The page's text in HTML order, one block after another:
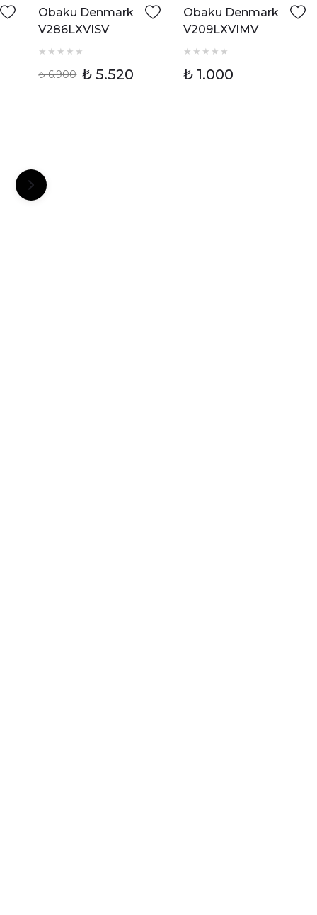
Obaku Denmark
V286LXVISV
Kadın Kol Saati
₺ 6.900 ₺ 5.520
Obaku Denmark
V209LXVIMV
Kadın Kol Saati
₺ 1.000